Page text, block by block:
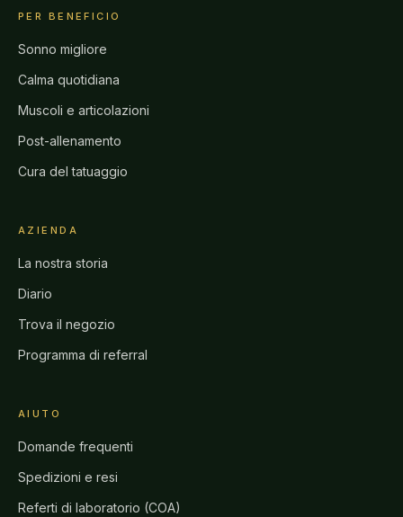
PER BENEFICIO
Sonno migliore
Calma quotidiana
Muscoli e articolazioni
Post-allenamento
Cura del tatuaggio
AZIENDA
La nostra storia
Diario
Trova il negozio
Programma di referral
AIUTO
Domande frequenti
Spedizioni e resi
Referti di laboratorio (COA)